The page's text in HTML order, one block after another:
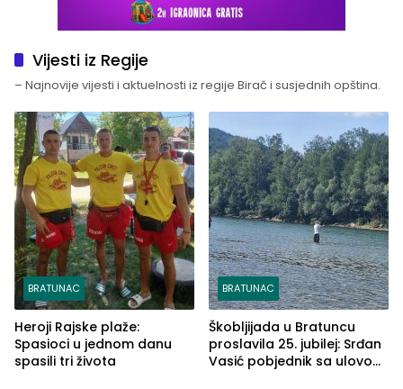
Vijesti iz Regije
– Najnovije vijesti i aktuelnosti iz regije Birač i susjednih opština.
BRATUNAC
Heroji Rajske plaže:
Spasioci u jednom danu
spasili tri života
BRATUNAC
Škobljijada u Bratuncu
proslavila 25. jubilej: Srđan
Vasić pobjednik sa ulovom